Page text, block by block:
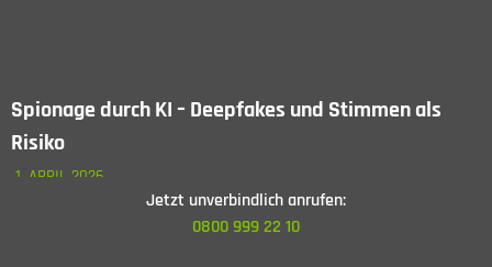
Spionage durch KI – Deepfakes und Stimmen als
Risiko
1. APRIL 2026
Digitale Kommunikation fühlt sich heute selbstverständlich
Jetzt unverbindlich anrufen:
0800 999 22 10